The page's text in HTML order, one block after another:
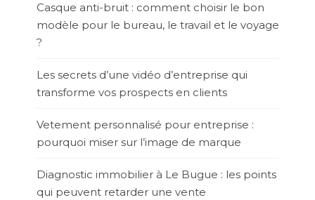
Casque anti-bruit : comment choisir le bon
modèle pour le bureau, le travail et le voyage
?
Les secrets d’une vidéo d’entreprise qui
transforme vos prospects en clients
Vetement personnalisé pour entreprise :
pourquoi miser sur l’image de marque
Diagnostic immobilier à Le Bugue : les points
qui peuvent retarder une vente